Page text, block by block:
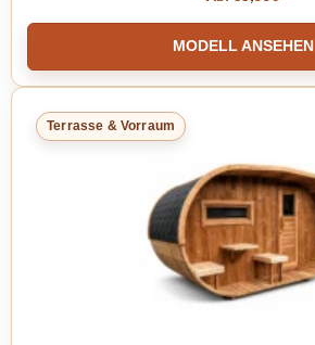
MODELL ANSEHEN
Terrasse & Vorraum